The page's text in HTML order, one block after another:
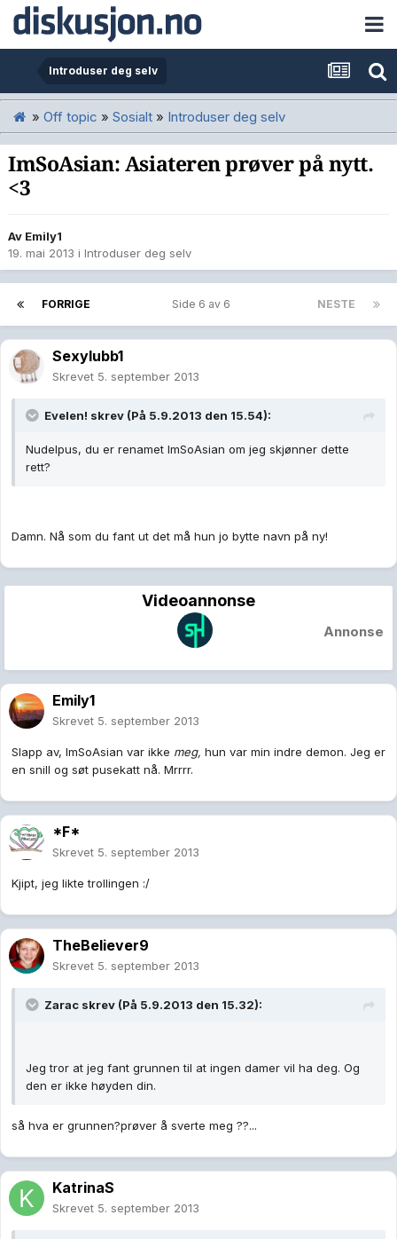
Introduser deg selv
» Off topic » Sosialt » Introduser deg selv
ImSoAsian: Asiateren prøver på nytt.
<3
Av Emily1
19. mai 2013 i Introduser deg selv
FORRIGE NESTE
Side 6 av 6
Sexylubb1
Skrevet 5. september 2013
Evelen! skrev (På 5.9.2013 den 15.54):
Nudelpus, du er renamet ImSoAsian om jeg skjønner dette
rett?
Damn. Nå som du fant ut det må hun jo bytte navn på ny!
Videoannonse
Annonse
Emily1
Skrevet 5. september 2013
Slapp av, ImSoAsian var ikke meg, hun var min indre demon. Jeg er
en snill og søt pusekatt nå. Mrrrr.
*F*
Skrevet 5. september 2013
Kjipt, jeg likte trollingen :/
TheBeliever9
Skrevet 5. september 2013
Zarac skrev (På 5.9.2013 den 15.32):
Jeg tror at jeg fant grunnen til at ingen damer vil ha deg. Og
den er ikke høyden din.
så hva er grunnen?prøver å sverte meg ??...
KatrinaS
Skrevet 5. september 2013